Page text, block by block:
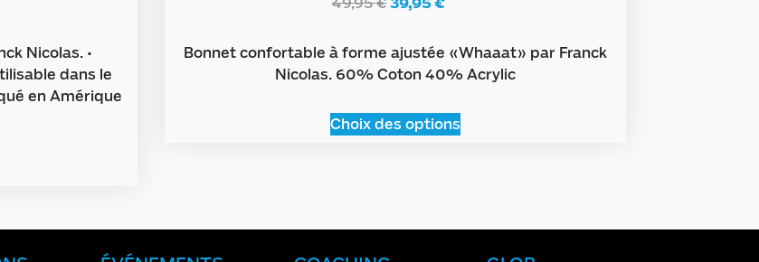
Nicolas. •
dans le
en Amérique
Bonnet confortable à forme ajustée «Whaaat» par Franck
Nicolas. 60% Coton 40% Acrylic
Choix des options